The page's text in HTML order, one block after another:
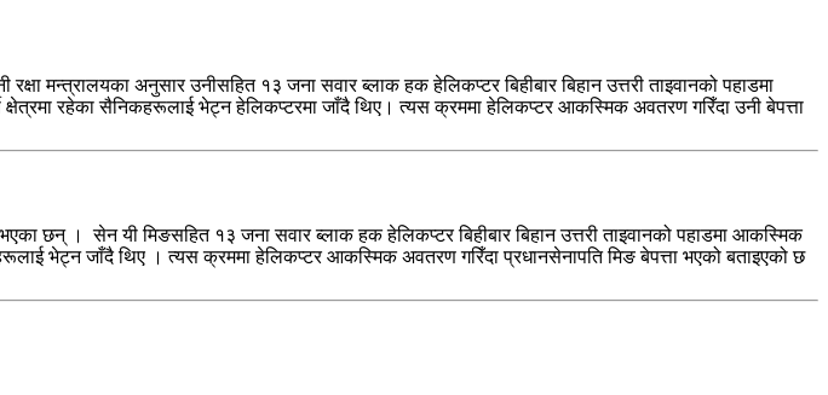
मन्त्रालयका अनुसार उनीसहित १३ जना सवार ब्लाक हक हेलिकप्टर बिहीबार बिहान उत्तरी ताइवानको पहाडमा
रहेका सैनिकहरूलाई भेट्न हेलिकप्टरमा जाँदै थिए। त्यस क्रममा हेलिकप्टर आकस्मिक अवतरण गरिँदा उनी बेपत्ता
छन् । सेन यी मिङसहित १३ जना सवार ब्लाक हक हेलिकप्टर बिहीबार बिहान उत्तरी ताइवानको पहाडमा आकस्मिक
भेट्न जाँदै थिए । त्यस क्रममा हेलिकप्टर आकस्मिक अवतरण गरिँदा प्रधानसेनापति मिङ बेपत्ता भएको बताइएको छ